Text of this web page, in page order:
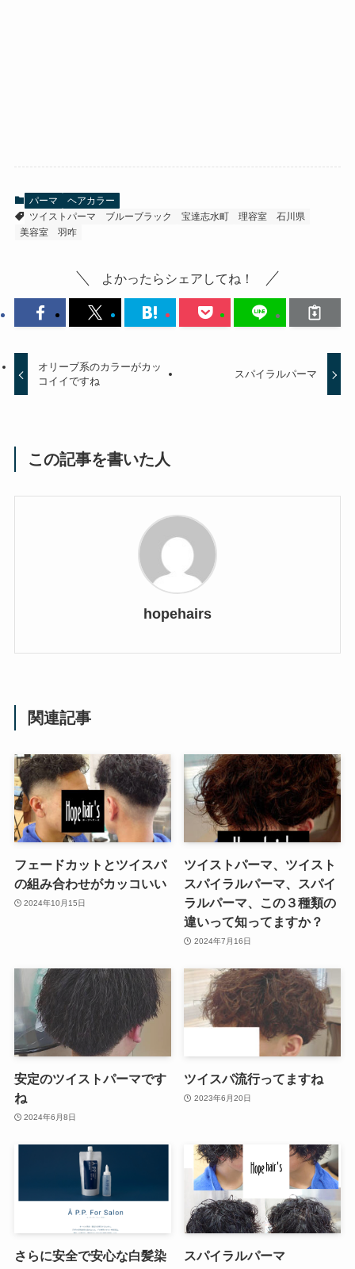
パーマ
ヘアカラー
ツイストパーマ
ブルーブラック 宝達志水町 理容室
石川県
美容室
羽咋
よかったらシェアしてね！
オリーブ系のカラーがカッ
コイイですね
スパイラルパーマ
この記事を書いた人
hopehairs
関連記事
フェードカットとツイスパ
の組み合わせがカッコいい
2024年10月15日
ツイストパーマ、ツイスト
スパイラルパーマ、スパイ
ラルパーマ、この３種類の
違いって知ってますか？
2024年7月16日
安定のツイストパーマです
ね
2024年6月8日
ツイスパ流行ってますね
2023年6月20日
さらに安全で安心な白髪染
スパイラルパーマ